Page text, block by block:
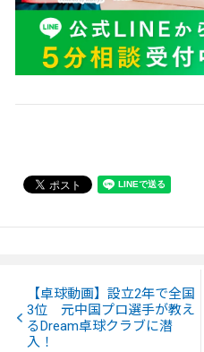
【卓球動画】設立2年で全国
3位 元中国プロ選手が教え
るDream卓球クラブに潜
入！